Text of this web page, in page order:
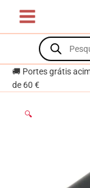
content
Products
search
🚚 Portes grátis
de 60 €
🔍
Preto
para
10W